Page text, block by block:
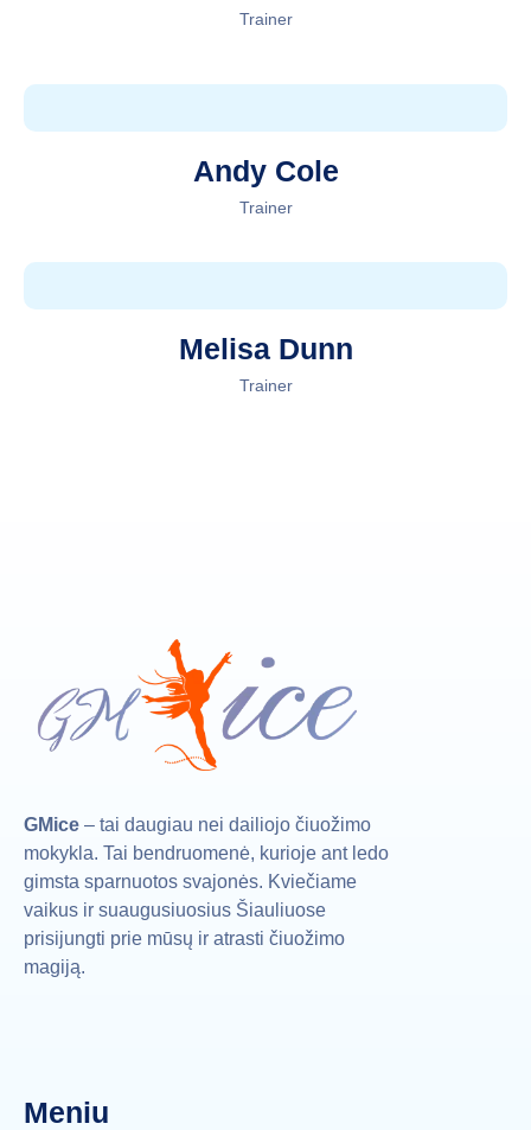
Trainer
Andy Cole
Trainer
Melisa Dunn
Trainer
GMice – tai daugiau nei dailiojo čiuožimo
mokykla. Tai bendruomenė, kurioje ant ledo
gimsta sparnuotos svajonės. Kviečiame
vaikus ir suaugusiuosius Šiauliuose
prisijungti prie mūsų ir atrasti čiuožimo
magiją.
Meniu